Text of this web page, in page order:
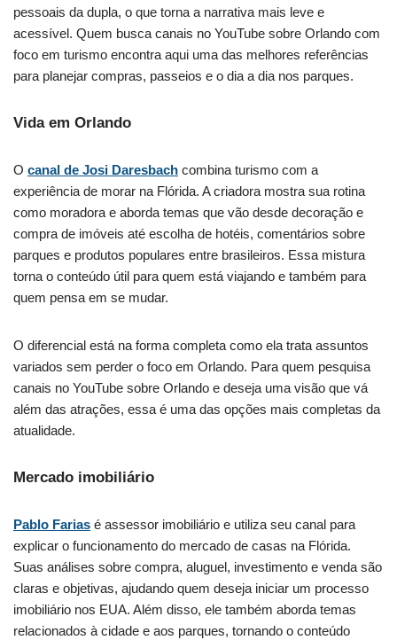
pessoais da dupla, o que torna a narrativa mais leve e
acessível. Quem busca canais no YouTube sobre Orlando com
foco em turismo encontra aqui uma das melhores referências
para planejar compras, passeios e o dia a dia nos parques.
Vida em Orlando
O canal de Josi Daresbach combina turismo com a
experiência de morar na Flórida. A criadora mostra sua rotina
como moradora e aborda temas que vão desde decoração e
compra de imóveis até escolha de hotéis, comentários sobre
parques e produtos populares entre brasileiros. Essa mistura
torna o conteúdo útil para quem está viajando e também para
quem pensa em se mudar.
O diferencial está na forma completa como ela trata assuntos
variados sem perder o foco em Orlando. Para quem pesquisa
canais no YouTube sobre Orlando e deseja uma visão que vá
além das atrações, essa é uma das opções mais completas da
atualidade.
Mercado imobiliário
Pablo Farias é assessor imobiliário e utiliza seu canal para
explicar o funcionamento do mercado de casas na Flórida.
Suas análises sobre compra, aluguel, investimento e venda são
claras e objetivas, ajudando quem deseja iniciar um processo
imobiliário nos EUA. Além disso, ele também aborda temas
relacionados à cidade e aos parques, tornando o conteúdo